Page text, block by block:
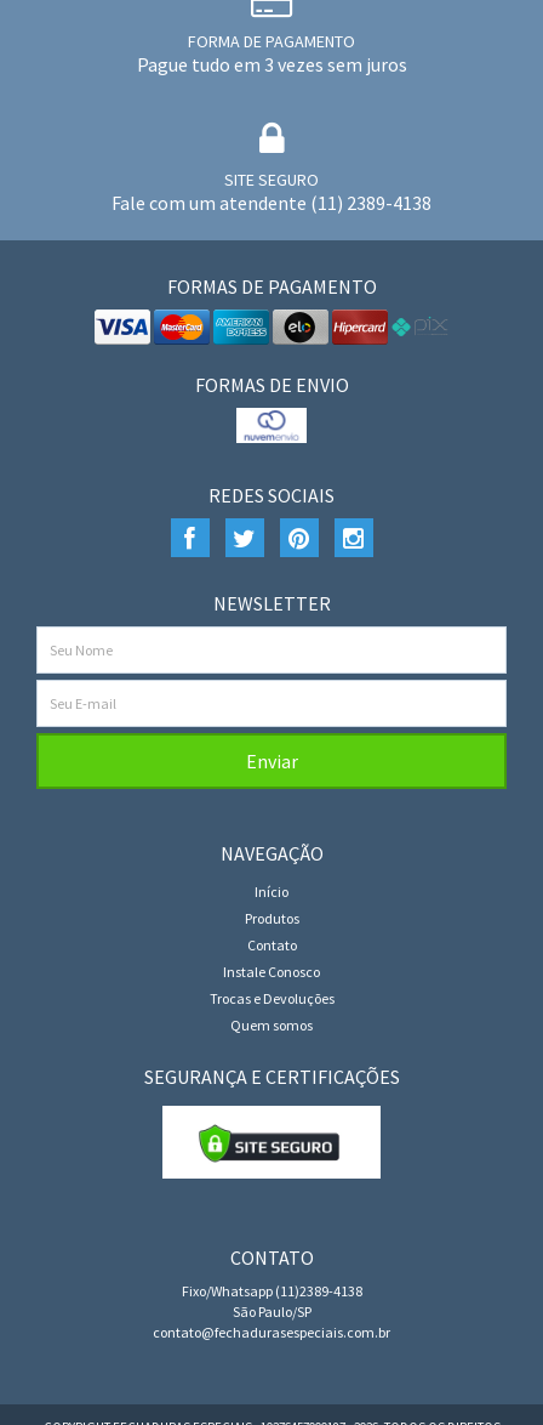
FORMA DE PAGAMENTO
Pague tudo em 3 vezes sem juros
SITE SEGURO
Fale com um atendente (11) 2389-4138
FORMAS DE PAGAMENTO
FORMAS DE ENVIO
REDES SOCIAIS
NEWSLETTER
NAVEGAÇÃO
Início
Produtos
Contato
Instale Conosco
Trocas e Devoluções
Quem somos
SEGURANÇA E CERTIFICAÇÕES
CONTATO
Fixo/Whatsapp (11)2389-4138
São Paulo/SP
contato@fechadurasespeciais.com.br